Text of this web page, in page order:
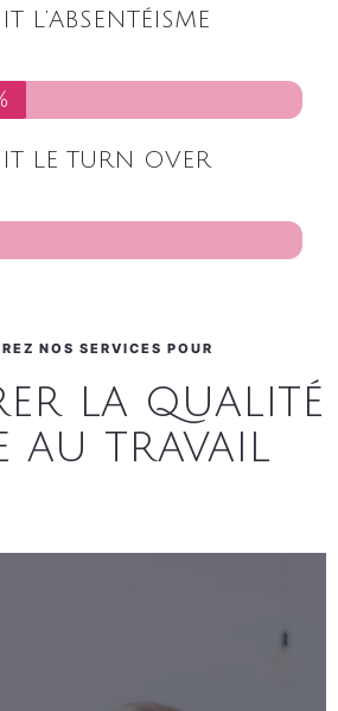
L’ABSENTÉISME
LE TURN OVER
NOS SERVICES POUR
la qualité
au travail